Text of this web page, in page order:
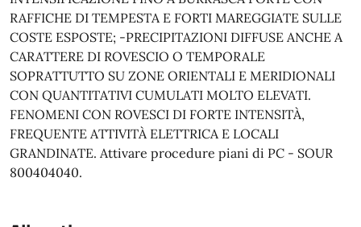
RAFFICHE DI TEMPESTA E FORTI MAREGGIATE SULLE
COSTE ESPOSTE; -PRECIPITAZIONI DIFFUSE ANCHE A
CARATTERE DI ROVESCIO O TEMPORALE
SOPRATTUTTO SU ZONE ORIENTALI E MERIDIONALI
CON QUANTITATIVI CUMULATI MOLTO ELEVATI.
FENOMENI CON ROVESCI DI FORTE INTENSITÀ,
FREQUENTE ATTIVITÀ ELETTRICA E LOCALI
GRANDINATE. Attivare procedure piani di PC - SOUR
800404040.